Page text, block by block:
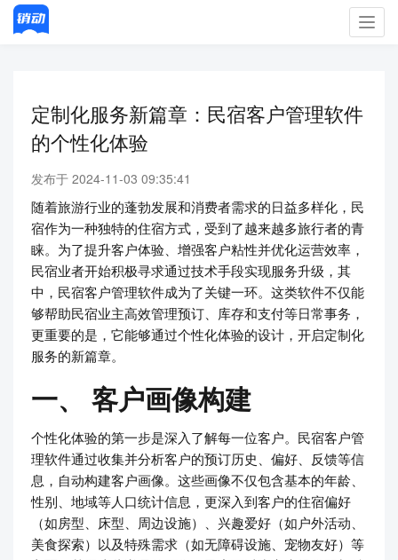
定制化服务新篇章：民宿客户管理软件
的个性化体验
发布于 2024-11-03 09:35:41
随着旅游行业的蓬勃发展和消费者需求的日益多样化，民
宿作为一种独特的住宿方式，受到了越来越多旅行者的青
睐。为了提升客户体验、增强客户粘性并优化运营效率，
民宿业者开始积极寻求通过技术手段实现服务升级，其
中，民宿客户管理软件成为了关键一环。这类软件不仅能
够帮助民宿业主高效管理预订、库存和支付等日常事务，
更重要的是，它能够通过个性化体验的设计，开启定制化
服务的新篇章。
一、 客户画像构建
个性化体验的第一步是深入了解每一位客户。民宿客户管
理软件通过收集并分析客户的预订历史、偏好、反馈等信
息，自动构建客户画像。这些画像不仅包含基本的年龄、
性别、地域等人口统计信息，更深入到客户的住宿偏好
（如房型、床型、周边设施）、兴趣爱好（如户外活动、
美食探索）以及特殊需求（如无障碍设施、宠物友好）等